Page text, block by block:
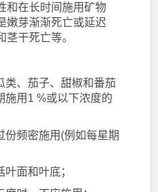
和在长时间施用矿物
嫩芽渐渐死亡或延迟
茎干死亡等。
类、茄子、甜椒和番茄
施用1 %或以下浓度的
份频密施用(例如每星期
面和叶底；